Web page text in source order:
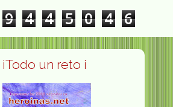
9 4 4 5 0 4 6
¡Todo un reto ¡